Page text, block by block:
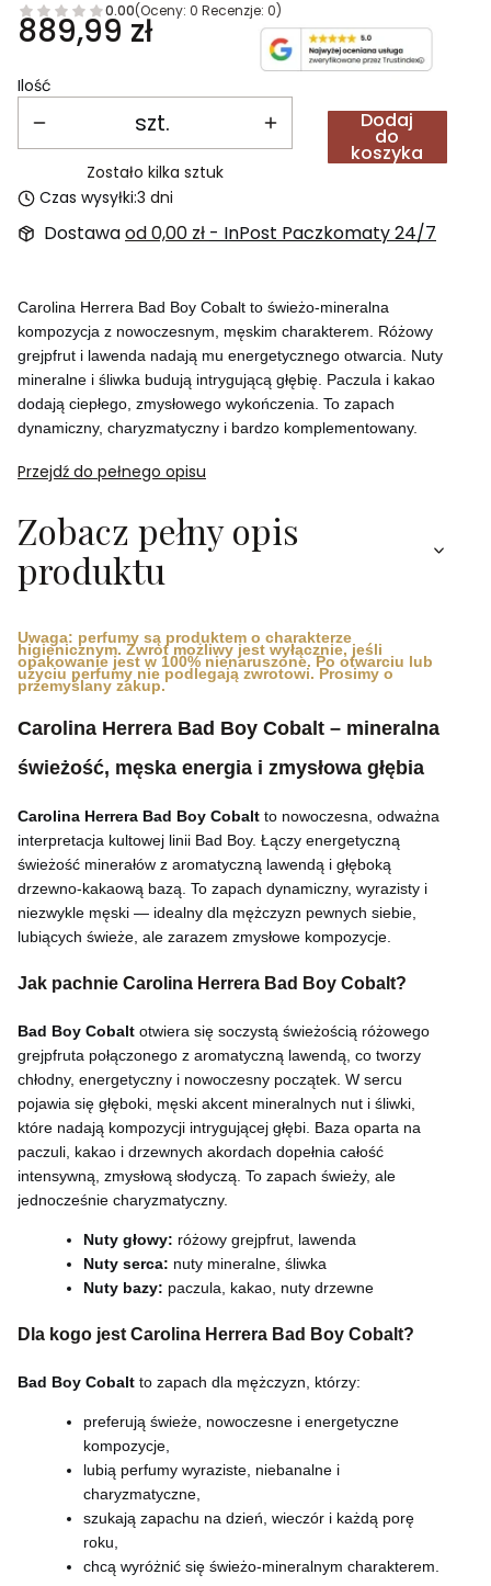
0.00(Oceny: 0 Recenzje: 0)
Cena
889,99 zł
Ilość
szt.
Zostało kilka sztuk
Dodaj
do
koszyka
Czas wysyłki:3 dni
Dostawaod 0,00 zł - InPost Paczkomaty 24/7
Carolina Herrera Bad Boy Cobalt to świeżo-mineralna
kompozycja z nowoczesnym, męskim charakterem. Różowy
grejpfrut i lawenda nadają mu energetycznego otwarcia. Nuty
mineralne i śliwka budują intrygującą głębię. Paczula i kakao
dodają ciepłego, zmysłowego wykończenia. To zapach
dynamiczny, charyzmatyczny i bardzo komplementowany.
Przejdź do pełnego opisu
Zobacz pełny opis
produktu
Uwaga: perfumy są produktem o charakterze
higienicznym. Zwrot możliwy jest wyłącznie, jeśli
opakowanie jest w 100% nienaruszone. Po otwarciu lub
użyciu perfumy nie podlegają zwrotowi. Prosimy o
przemyślany zakup.
Carolina Herrera Bad Boy Cobalt – mineralna
świeżość, męska energia i zmysłowa głębia
Carolina Herrera Bad Boy Cobalt to nowoczesna, odważna
interpretacja kultowej linii Bad Boy. Łączy energetyczną
świeżość minerałów z aromatyczną lawendą i głęboką
drzewno-kakaową bazą. To zapach dynamiczny, wyrazisty i
niezwykle męski — idealny dla mężczyzn pewnych siebie,
lubiących świeże, ale zarazem zmysłowe kompozycje.
Jak pachnie Carolina Herrera Bad Boy Cobalt?
Bad Boy Cobalt otwiera się soczystą świeżością różowego
grejpfruta połączonego z aromatyczną lawendą, co tworzy
chłodny, energetyczny i nowoczesny początek. W sercu
pojawia się głęboki, męski akcent mineralnych nut i śliwki,
które nadają kompozycji intrygującej głębi. Baza oparta na
paczuli, kakao i drzewnych akordach dopełnia całość
intensywną, zmysłową słodyczą. To zapach świeży, ale
jednocześnie charyzmatyczny.
Nuty głowy: różowy grejpfrut, lawenda
Nuty serca: nuty mineralne, śliwka
Nuty bazy: paczula, kakao, nuty drzewne
Dla kogo jest Carolina Herrera Bad Boy Cobalt?
Bad Boy Cobalt to zapach dla mężczyzn, którzy:
preferują świeże, nowoczesne i energetyczne
kompozycje,
lubią perfumy wyraziste, niebanalne i
charyzmatyczne,
szukają zapachu na dzień, wieczór i każdą porę
roku,
chcą wyróżnić się świeżo-mineralnym charakterem.